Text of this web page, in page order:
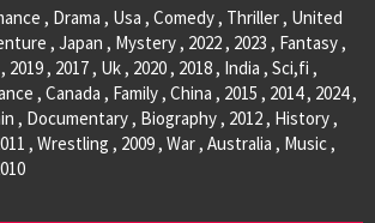
, Drama , Usa , Comedy , Thriller , United
, Japan , Mystery , 2022 , 2023 , Fantasy ,
, 2017 , Uk , 2020 , 2018 , India , Sci,fi ,
, Canada , Family , China , 2015 , 2014 , 2024 ,
, Documentary , Biography , 2012 , History ,
, Wrestling , 2009 , War , Australia , Music ,